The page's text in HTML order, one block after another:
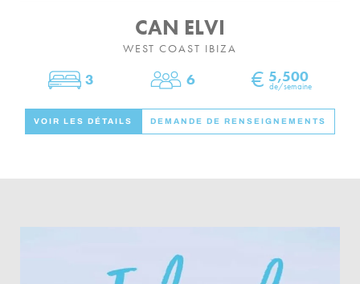
CAN ELVI
WEST COAST IBIZA
Chambres
3 Dormir
6 € 5,500
de/semaine
VOIR LES DÉTAILS DEMANDE DE RENSEIGNEMENTS